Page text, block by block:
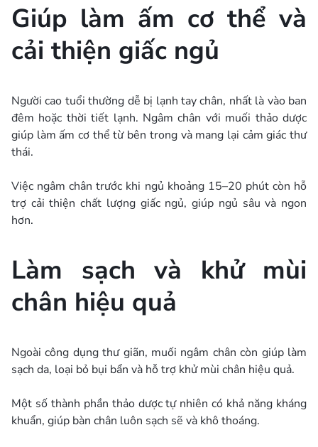
Giúp làm ấm cơ thể và
cải thiện giấc ngủ
Người cao tuổi thường dễ bị lạnh tay chân, nhất là vào ban
đêm hoặc thời tiết lạnh. Ngâm chân với muối thảo dược
giúp làm ấm cơ thể từ bên trong và mang lại cảm giác thư
thái.
Việc ngâm chân trước khi ngủ khoảng 15–20 phút còn hỗ
trợ cải thiện chất lượng giấc ngủ, giúp ngủ sâu và ngon
hơn.
Làm sạch và khử mùi
chân hiệu quả
Ngoài công dụng thư giãn, muối ngâm chân còn giúp làm
sạch da, loại bỏ bụi bẩn và hỗ trợ khử mùi chân hiệu quả.
Một số thành phần thảo dược tự nhiên có khả năng kháng
khuẩn, giúp bàn chân luôn sạch sẽ và khô thoáng.